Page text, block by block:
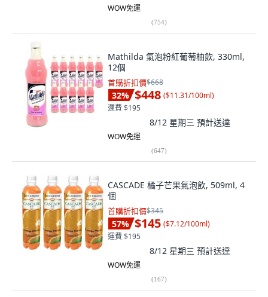
WOW免運
(754)
Mathilda 氣泡粉紅葡萄柚飲, 330ml,
12個
首購折扣價$668
32% $448 ($11.31/100ml)
運費 $195
8/12 星期三 預計送達
WOW免運
(647)
CASCADE 橘子芒果氣泡飲, 509ml, 4
個
首購折扣價$345
57% $145 ($7.12/100ml)
運費 $195
8/12 星期三 預計送達
WOW免運
(167)